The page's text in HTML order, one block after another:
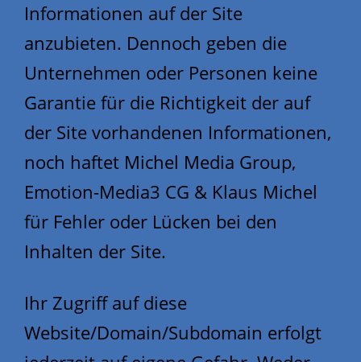
Informationen auf der Site
anzubieten. Dennoch geben die
Unternehmen oder Personen keine
Garantie für die Richtigkeit der auf
der Site vorhandenen Informationen,
noch haftet Michel Media Group,
Emotion-Media3 CG & Klaus Michel
für Fehler oder Lücken bei den
Inhalten der Site.
Ihr Zugriff auf diese
Website/Domain/Subdomain erfolgt